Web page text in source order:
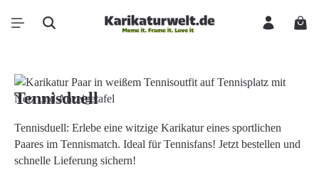
Zum Hauptinhalt springen
Bildergalerie überspringen
Tennisduell
Tennisduell: Erlebe eine witzige Karikatur eines sportlichen
Paares im Tennismatch. Ideal für Tennisfans! Jetzt bestellen und
schnelle Lieferung sichern!